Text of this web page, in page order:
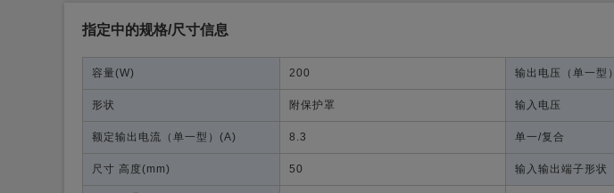
指定中的规格/尺寸信息
容量(W) 200 输出电压（单一型）
形状 附保护罩 输入电压
额定输出电流（单一型） (A) 8.3 单一/复合
尺寸 高度(mm) 50 输入输出端子形状